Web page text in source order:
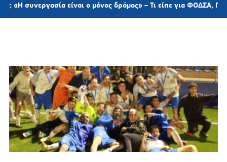
είναι ο μόνος δρόμος» – Τι είπε για ΦΟΔΣΑ, ΠΕΔ, το